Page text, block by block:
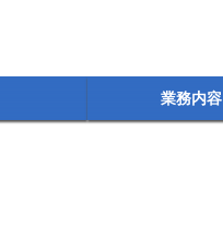
業務内容